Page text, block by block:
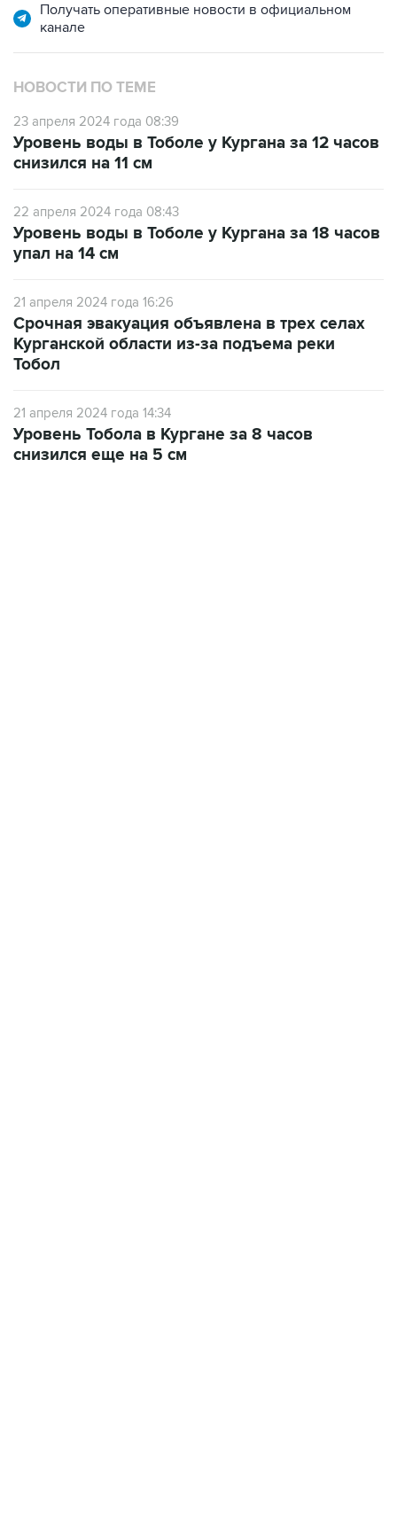
Получать оперативные новости в официальном
канале
НОВОСТИ ПО ТЕМЕ
23 апреля 2024 года 08:39
Уровень воды в Тоболе у Кургана за 12 часов
снизился на 11 см
22 апреля 2024 года 08:43
Уровень воды в Тоболе у Кургана за 18 часов
упал на 14 см
21 апреля 2024 года 16:26
Срочная эвакуация объявлена в трех селах
Курганской области из-за подъема реки
Тобол
21 апреля 2024 года 14:34
Уровень Тобола в Кургане за 8 часов
снизился еще на 5 см